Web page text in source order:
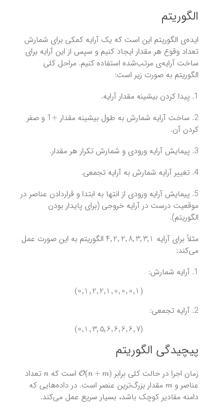
الگوریتم
ایده‌ی الگوریتم این است که یک آرایه کمکی برای شمارش
تعداد وقوع هر مقدار ایجاد کنیم و سپس از این آرایه برای
ساخت آرایه‌ی مرتب‌شده استفاده کنیم. مراحل کلی
الگوریتم به صورت زیر است:
1. پیدا کردن بیشینه مقدار آرایه.
2. ساخت آرایه شمارش به طول بیشینه مقدار
+
1 و صفر
کردن آن.
3. پیمایش آرایه ورودی و شمارش تکرار هر مقدار.
4. تغییر آرایه شمارش به آرایه تجمعی.
5. پیمایش آرایه ورودی از انتها به ابتدا و قراردادن عناصر در
موقعیت درست در آرایه خروجی (برای پایدار بودن
الگوریتم).
مثلاً برای آرایه
4 2, 28 3 3, 1
الگوریتم به این صورت عمل
می‌کند:
1. آرایه شمارش:
(
0 1,2 ,2 1
2. آرایه تجمعی:
(
0 1,3 ,5 6 6, 6,6 ,7
پیچیدگی‌ الگوریتم
زمان اجرا در حالت کلی برابر O(n m است که
تعداد
عناصر و m مقدار بزرگ‌ترین عنصر است. در داده‌هایی که
دامنه مقادیر کوچک باشد، بسیار سریع عمل می‌کند.